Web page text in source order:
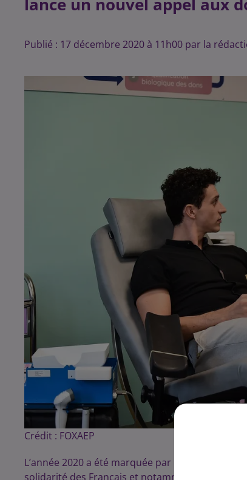
Publié : 17 décembre 2020 à 11h00 par la
Crédit : FOXAEP
L’année 2020 a été marquée par une
solidarité des Français et notamment leur